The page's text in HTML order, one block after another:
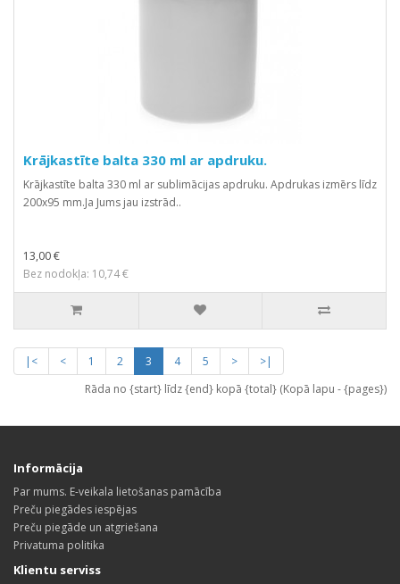
Krājkastīte balta 330 ml ar apdruku.
Krājkastīte balta 330 ml ar sublimācijas apdruku. Apdrukas izmērs līdz
200x95 mm.Ja Jums jau izstrād..
13,00 €
Bez nodokļa: 10,74 €
|< < 1 2 3 4 5 >
>|
Rāda no {start} līdz {end} kopā {total} (Kopā lapu - {pages})
Informācija
Par mums. E-veikala lietošanas pamācība
Preču piegādes iespējas
Preču piegāde un atgriešana
Privatuma politika
Klientu serviss